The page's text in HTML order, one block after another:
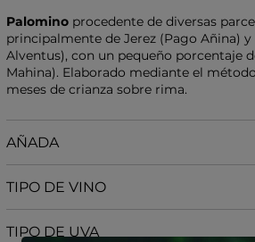
Palominoprocedente de diversas
principalmente de Jerez (Pago Añina) y
Alventus), con un pequeño porcentaje
Mahina). Elaborado mediante el
meses de crianza sobre rima.
AÑADA
TIPO DE VINO
TIPO DE UVA